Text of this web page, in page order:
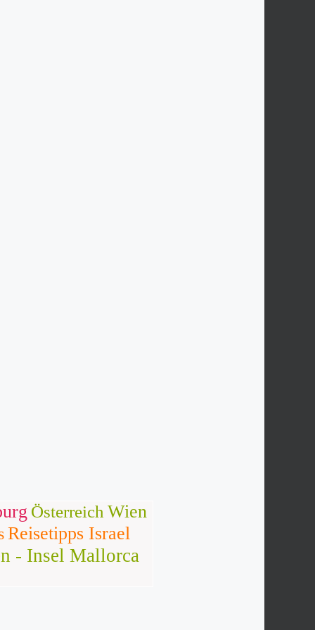
Österreich Wien
Reisetipps Israel
- Insel Mallorca